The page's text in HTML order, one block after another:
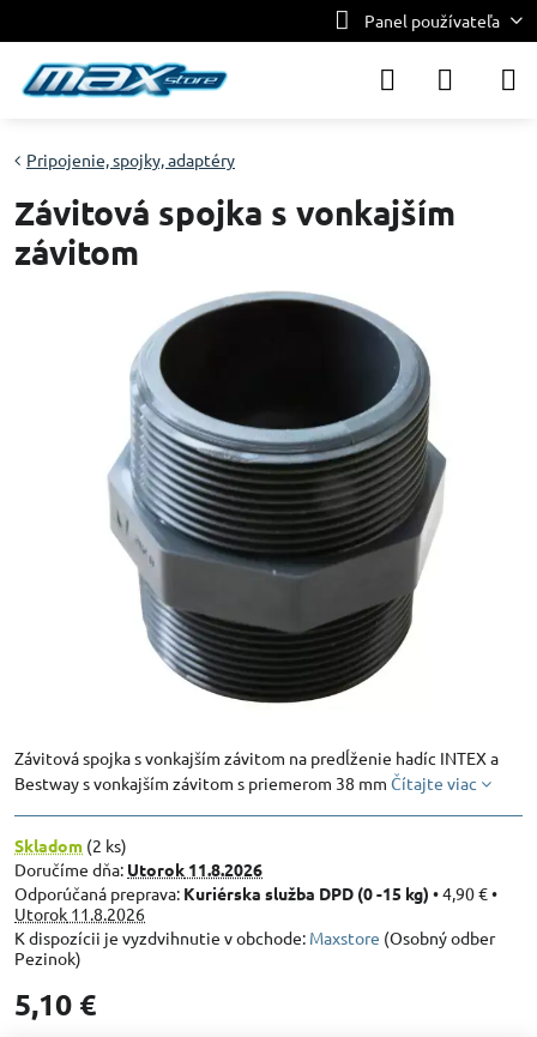
Panel používateľa
Pripojenie, spojky, adaptéry
Závitová spojka s vonkajším
závitom
Závitová spojka s vonkajším závitom na predĺženie hadíc INTEX a
Bestway s vonkajším závitom s priemerom 38 mm Čítajte viac
Skladom (2 ks)
Doručíme dňa: Utorok 11.8.2026
Kuriérska služba DPD (0 -15 kg) •4,90 €•
Utorok 11.8.2026
Maxstore (Osobný odber
Pezinok)
5,10 €